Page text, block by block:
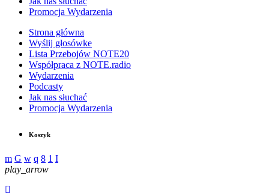
Promocja Wydarzenia
Strona główna
Wyślij głosówke
Lista Przebojów NOTE20
Współpraca z NOTE.radio
Wydarzenia
Podcasty
Jak nas słuchać
Promocja Wydarzenia
Koszyk
play_arrow